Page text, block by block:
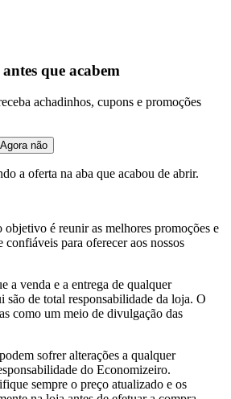
que acabem
achadinhos, cupons e promoções
Agora não
a oferta na aba que acabou de abrir.
é reunir as melhores promoções e
confiáveis para oferecer aos nossos
a venda e a entrega de qualquer
são de total responsabilidade da loja. O
como um meio de divulgação das
sofrer alterações a qualquer
do Economizeiro.
sempre o preço atualizado e os